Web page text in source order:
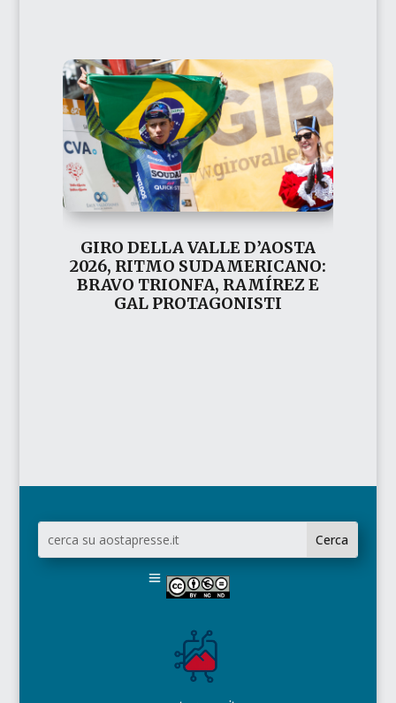
GIRO DELLA VALLE D’AOSTA
2026, RITMO SUDAMERICANO:
BRAVO TRIONFA, RAMÍREZ E
GAL PROTAGONISTI